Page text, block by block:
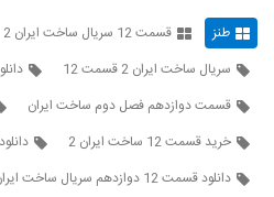
طنز
قسمت 12 سریال ساخت ایران 2
سریال ساخت ایران 2 قسمت 12
قسمت دوازدهم فصل دوم ساخت ایران
خرید قسمت 12 ساخت ایران 2
دانلود
دانلود قسمت 12 دوازدهم سریال ساخت ایران 2 با کیفیت عالی